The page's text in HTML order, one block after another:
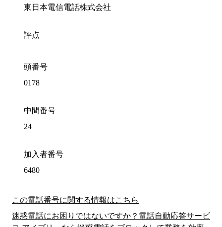
東日本電信電話株式会社
評点
頭番号
0178
中間番号
24
加入者番号
6480
この電話番号に関する情報はこちら
迷惑電話にお困りではないですか？電話自動応答サービ